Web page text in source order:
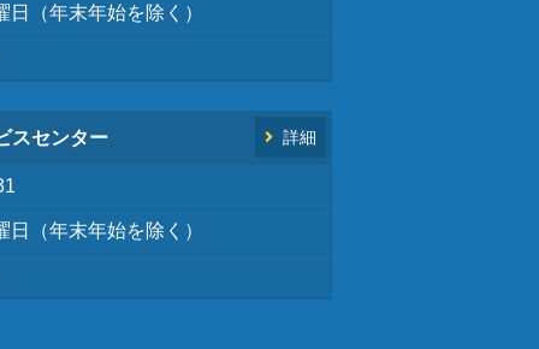
日（年末年始を除く）
スセンター 詳細
日（年末年始を除く）